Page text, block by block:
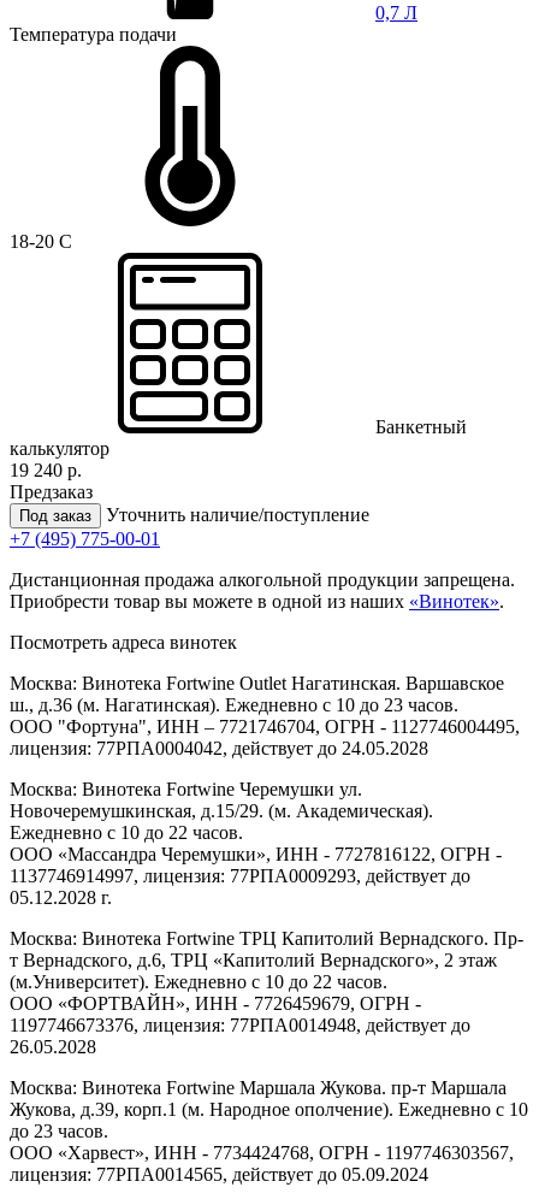
0,7 Л
Температура подачи
18-20 C
Банкетный
калькулятор
19 240 р.
Предзаказ
Под заказ
Уточнить наличие/поступление
+7 (495) 775-00-01
Дистанционная продажа алкогольной продукции запрещена.
Приобрести товар вы можете в одной из наших «Винотек».
Посмотреть адреса винотек
Москва: Винотека Fortwine Outlet Нагатинская. Варшавское
ш., д.36 (м. Нагатинская). Ежедневно с 10 до 23 часов.
ООО "Фортуна", ИНН – 7721746704, ОГРН - 1127746004495,
лицензия: 77РПА0004042, действует до 24.05.2028
Москва: Винотека Fortwine Черемушки ул.
Новочеремушкинская, д.15/29. (м. Академическая).
Ежедневно с 10 до 22 часов.
ООО «Массандра Черемушки», ИНН - 7727816122, ОГРН -
1137746914997, лицензия: 77РПА0009293, действует до
05.12.2028 г.
Москва: Винотека Fortwine ТРЦ Капитолий Вернадского. Пр-
т Вернадского, д.6, ТРЦ «Капитолий Вернадского», 2 этаж
(м.Университет). Ежедневно с 10 до 22 часов.
ООО «ФОРТВАЙН», ИНН - 7726459679, ОГРН -
1197746673376, лицензия: 77РПА0014948, действует до
26.05.2028
Москва: Винотека Fortwine Маршала Жукова. пр-т Маршала
Жукова, д.39, корп.1 (м. Народное ополчение). Ежедневно с 10
до 23 часов.
ООО «Харвест», ИНН - 7734424768, ОГРН - 1197746303567,
лицензия: 77РПА0014565, действует до 05.09.2024